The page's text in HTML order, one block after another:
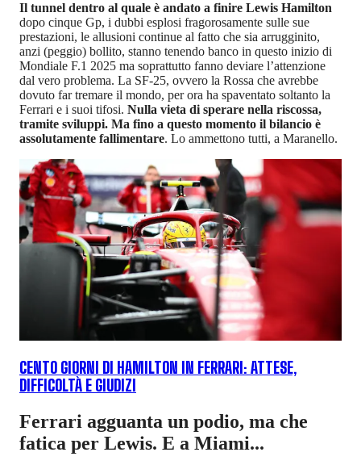
Il tunnel dentro al quale è andato a finire Lewis Hamilton
dopo cinque Gp, i dubbi esplosi fragorosamente sulle sue
prestazioni, le allusioni continue al fatto che sia arrugginito,
anzi (peggio) bollito, stanno tenendo banco in questo inizio di
Mondiale F.1 2025 ma soprattutto fanno deviare l’attenzione
dal vero problema. La SF-25, ovvero la Rossa che avrebbe
dovuto far tremare il mondo, per ora ha spaventato soltanto la
Ferrari e i suoi tifosi. Nulla vieta di sperare nella riscossa,
tramite sviluppi. Ma fino a questo momento il bilancio è
assolutamente fallimentare. Lo ammettono tutti, a Maranello.
CENTO GIORNI DI HAMILTON IN FERRARI: ATTESE,
DIFFICOLTÀ E GIUDIZI
Ferrari agguanta un podio, ma che
fatica per Lewis. E a Miami...